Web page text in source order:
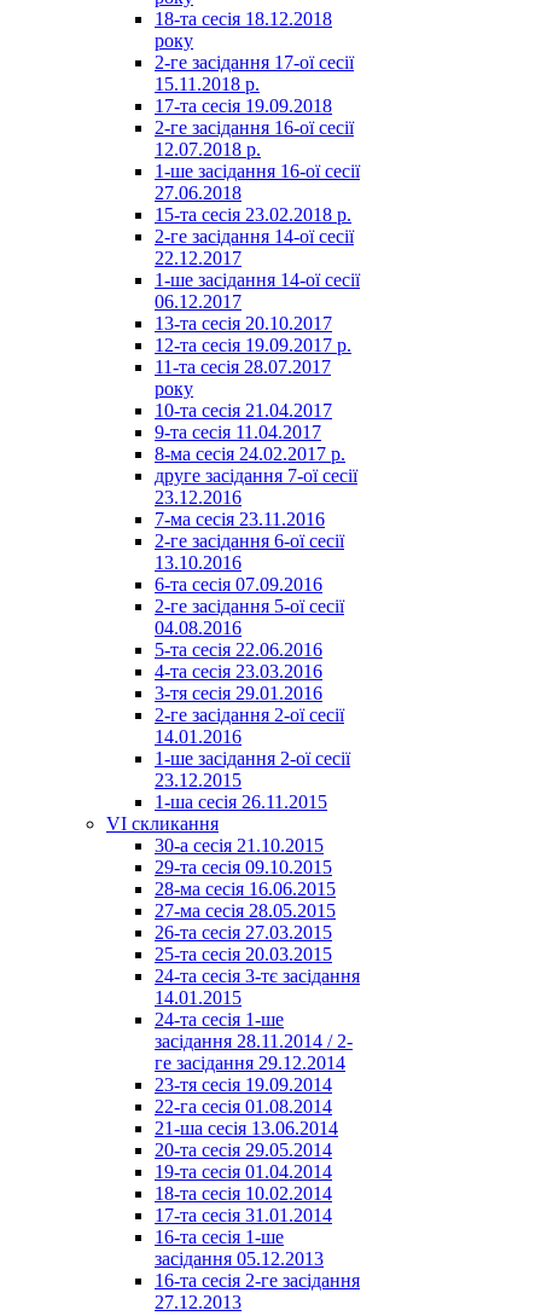
18-та сесія 18.12.2018
року
2-ге засідання 17-ої сесії
15.11.2018 р.
17-та сесія 19.09.2018
2-ге засідання 16-ої сесії
12.07.2018 р.
1-ше засідання 16-ої сесії
27.06.2018
15-та сесія 23.02.2018 р.
2-ге засідання 14-ої сесії
22.12.2017
1-ше засідання 14-ої сесії
06.12.2017
13-та сесія 20.10.2017
12-та сесія 19.09.2017 р.
11-та сесія 28.07.2017
року
10-та сесія 21.04.2017
9-та сесія 11.04.2017
8-ма сесія 24.02.2017 р.
друге засідання 7-ої сесії
23.12.2016
7-ма сесія 23.11.2016
2-ге засідання 6-ої сесії
13.10.2016
6-та сесія 07.09.2016
2-ге засідання 5-ої сесії
04.08.2016
5-та сесія 22.06.2016
4-та сесія 23.03.2016
3-тя сесія 29.01.2016
2-ге засідання 2-ої сесії
14.01.2016
1-ше засідання 2-ої сесії
23.12.2015
1-ша сесія 26.11.2015
VI скликання
30-а сесія 21.10.2015
29-та сесія 09.10.2015
28-ма сесія 16.06.2015
27-ма сесія 28.05.2015
26-та сесія 27.03.2015
25-та сесія 20.03.2015
24-та сесія 3-тє засідання
14.01.2015
24-та сесія 1-ше
засідання 28.11.2014 / 2-
ге засідання 29.12.2014
23-тя сесія 19.09.2014
22-га сесія 01.08.2014
21-ша сесія 13.06.2014
20-та сесія 29.05.2014
19-та сесія 01.04.2014
18-та сесія 10.02.2014
17-та сесія 31.01.2014
16-та сесія 1-ше
засідання 05.12.2013
16-та сесія 2-ге засідання
27.12.2013